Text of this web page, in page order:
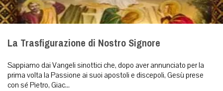
La Trasfigurazione di Nostro Signore
Sappiamo dai Vangeli sinottici che, dopo aver annunciato per la
prima volta la Passione ai suoi apostoli e discepoli, Gesù prese
con sé Pietro, Giac...